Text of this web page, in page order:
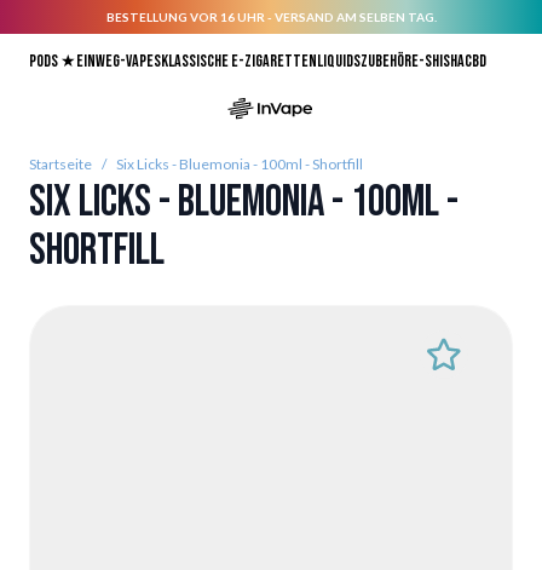
BESTELLUNG VOR 16 UHR - VERSAND AM SELBEN TAG.
Pods ★Einweg-VapesKlassische E-ZigarettenLiquidsZubehörE-ShishaCBD
Startseite / Six Licks - Bluemonia - 100ml - Shortfill
Six Licks - Bluemonia - 100ml -
Shortfill